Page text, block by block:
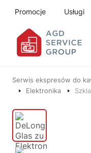
Promocje Usługi
Serwis ekspresów do
Elektronika